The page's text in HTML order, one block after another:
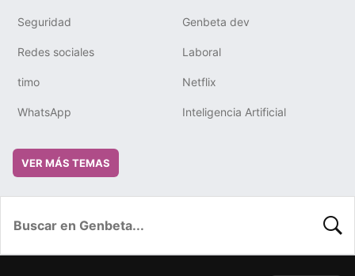
Seguridad Genbeta dev
Redes sociales Laboral
timo Netflix
WhatsApp Inteligencia Artificial
VER MÁS TEMAS